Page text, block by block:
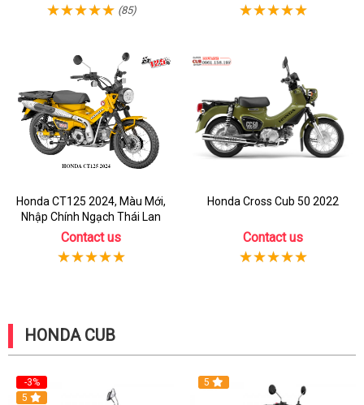
(85)
Honda CT125 2024, Màu Mới,
Nhập Chính Ngạch Thái Lan
Contact us
Honda Cross Cub 50 2022
Contact us
HONDA CUB
-3%
5
5